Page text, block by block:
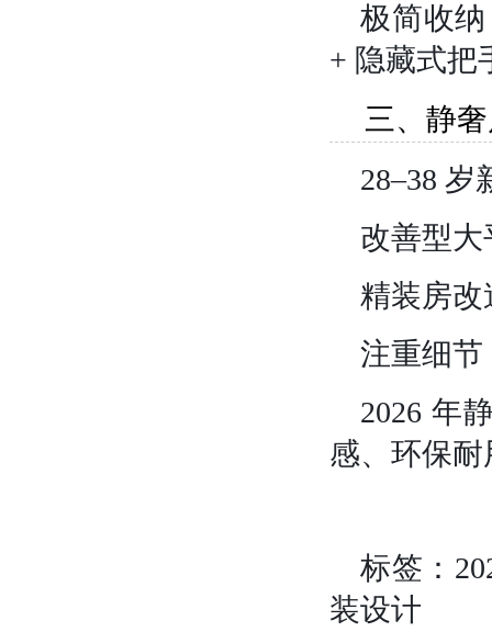
极简收
+ 隐藏式把
三、静
28–38
改善型
精装房改
注重细节
2026 年
感、环保
标签 ：
装设计